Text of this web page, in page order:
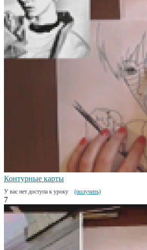
Контурные карты
У вас нет доступа к уроку (получить)
7